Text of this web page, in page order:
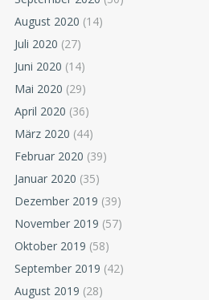
August 2020 (14)
Juli 2020 (27)
Juni 2020 (14)
Mai 2020 (29)
April 2020 (36)
März 2020 (44)
Februar 2020 (39)
Januar 2020 (35)
Dezember 2019 (39)
November 2019 (57)
Oktober 2019 (58)
September 2019 (42)
August 2019 (28)